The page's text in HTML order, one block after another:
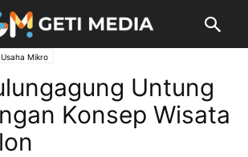
Usaha Mikro
Untung
Konsep Wisata